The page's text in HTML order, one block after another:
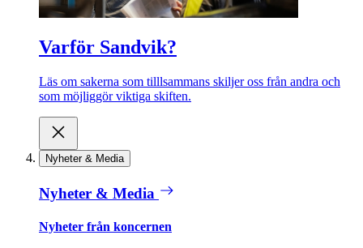
Varför Sandvik?
Läs om sakerna som tilllsammans skiljer oss från andra och
som möjliggör viktiga skiften.
Nyheter & Media
Nyheter & Media
Nyheter från koncernen